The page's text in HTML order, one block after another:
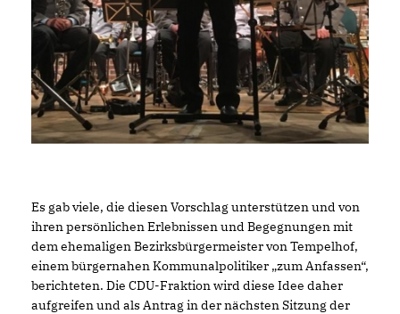
Es gab viele, die diesen Vorschlag unterstützen und von
ihren persönlichen Erlebnissen und Begegnungen mit
dem ehemaligen Bezirksbürgermeister von Tempelhof,
einem bürgernahen Kommunalpolitiker „zum Anfassen“,
berichteten. Die CDU-Fraktion wird diese Idee daher
aufgreifen und als Antrag in der nächsten Sitzung der